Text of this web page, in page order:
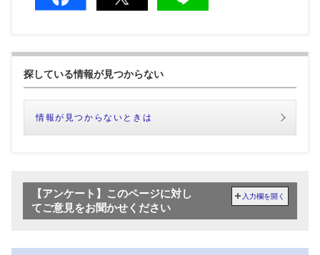
探している情報が見つからない
情報が見つからないときは
【アンケート】このページに対し
てご意見をお聞かせください
入力欄を開く